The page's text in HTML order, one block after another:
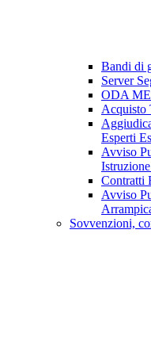
Bandi di
Server
ODA
Acquisto
Esperti
Avviso
Contratti
Avviso
Sovvenzioni,